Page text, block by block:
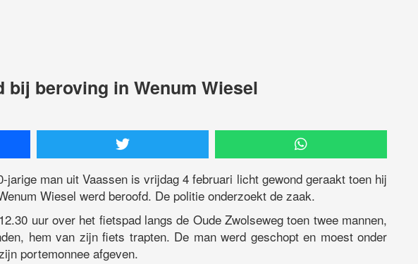
bij beroving in Wenum Wiesel
jarige man uit Vaassen is vrijdag 4 februari licht gewond geraakt toen hij
Wiesel werd beroofd. De politie onderzoekt de zaak.
uur over het fietspad langs de Oude Zwolseweg toen twee mannen,
hem van zijn fiets trapten. De man werd geschopt en moest onder
portemonnee afgeven.